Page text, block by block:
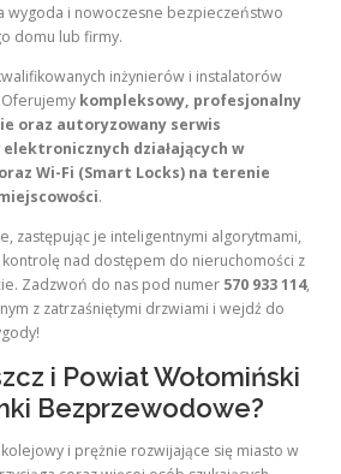
wygoda i nowoczesne bezpieczeństwo
domu lub firmy.
inżynierów i instalatorów
kompleksowy, profesjonalny
oraz autoryzowany serwis
działających w
Wi-Fi (Smart Locks) na terenie
.
zastępując je inteligentnymi algorytmami,
kontrolę nad dostępem do nieruchomości z
Zadzwoń do nas pod numer 570 933 114,
z zatrzaśniętymi drzwiami i wejdź do
i Powiat Wołomiński
Bezprzewodowe?
kolejowy i prężnie rozwijające się miasto w